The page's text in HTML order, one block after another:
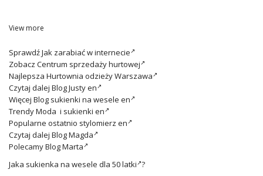
View more
SprawdźJak zarabiać w internecie
Zobacz Centrum sprzedaży hurtowej
Najlepsza Hurtownia odzieży Warszawa
Czytaj dalej Blog Justy en
Więcej Blog sukienki na wesele en
TrendyModa i sukienki en
Popularne ostatnio stylomierz en
Czytaj dalej Blog Magda
PolecamyBlog Marta
Jaka sukienka na wesele dla 50 latki ?